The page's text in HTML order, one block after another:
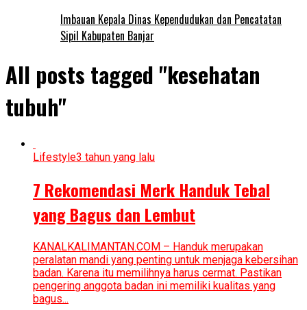
Imbauan Kepala Dinas Kependudukan dan Pencatatan
Sipil Kabupaten Banjar
All posts tagged "kesehatan
tubuh"
Lifestyle3 tahun yang lalu
7 Rekomendasi Merk Handuk Tebal
yang Bagus dan Lembut
KANALKALIMANTAN.COM – Handuk merupakan
peralatan mandi yang penting untuk menjaga kebersihan
badan. Karena itu memilihnya harus cermat. Pastikan
pengering anggota badan ini memiliki kualitas yang
bagus...